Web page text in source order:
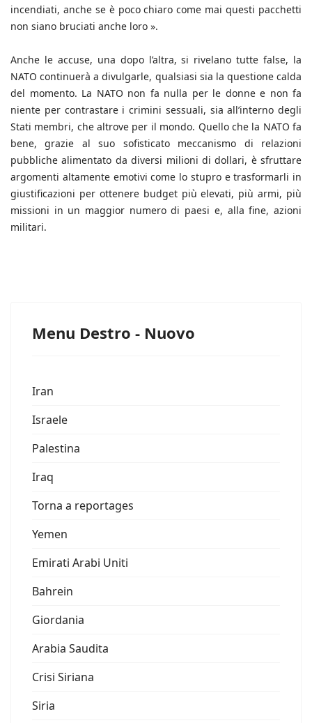
incendiati, anche se è poco chiaro come mai questi pacchetti
non siano bruciati anche loro ».
Anche le accuse, una dopo l’altra, si rivelano tutte false, la
NATO continuerà a divulgarle, qualsiasi sia la questione calda
del momento. La NATO non fa nulla per le donne e non fa
niente per contrastare i crimini sessuali, sia all’interno degli
Stati membri, che altrove per il mondo. Quello che la NATO fa
bene, grazie al suo sofisticato meccanismo di relazioni
pubbliche alimentato da diversi milioni di dollari, è sfruttare
argomenti altamente emotivi come lo stupro e trasformarli in
giustificazioni per ottenere budget più elevati, più armi, più
missioni in un maggior numero di paesi e, alla fine, azioni
militari.
Menu Destro - Nuovo
Iran
Israele
Palestina
Iraq
Torna a reportages
Yemen
Emirati Arabi Uniti
Bahrein
Giordania
Arabia Saudita
Crisi Siriana
Siria